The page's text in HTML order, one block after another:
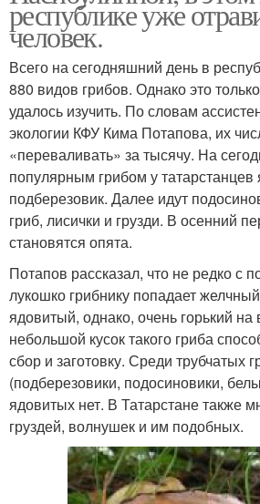
республике уже
человек.
Всего на сегодняшний день в
880 видов грибов. Однако это
удалось изучить. По словам
экологии КФУ Кима Потапова, их
«переваливать» за тысячу. На
популярным грибом у татарстанцев
подберезовик. Далее идут
гриб, лисички и грузди. В осенний
становятся опята.
Потапов рассказал, что не редко с
лукошко грибнику попадает
ядовитый, однако, очень горький на
небольшой кусок такого гриба
сбор и заготовку. Среди трубчатых
(подберезовики, подосиновики,
ядовитых нет. В Татарстане также
груздей, волнушек и им подобных.